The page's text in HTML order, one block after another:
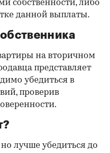
собственности, либо
данной выплаты.
на вторичном
представляет
убедиться в
проверив
лучше убедиться до